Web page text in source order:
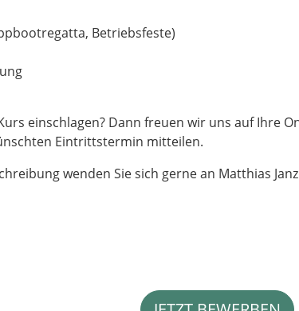
Betriebsfeste)
einschlagen? Dann freuen wir uns auf Ihre
Eintrittstermin mitteilen.
wenden Sie sich gerne an Matthias